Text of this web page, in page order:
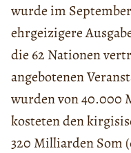
wurde im
ehrgeizigere
die 62 Nationen
angebotenen
wurden von 40.000
kosteten den
320 Milliarden Som